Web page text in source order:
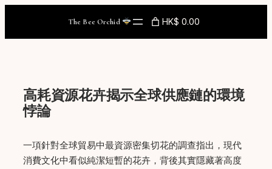
content
The Bee Orchid HK$ 0.00
高耗資源花卉揭示全球供應鏈的環境
悖論
一項針對全球貿易中最資源密集切花的調查指出，現代
消費文化中看似純潔短暫的花卉，背後其實隱藏著高度